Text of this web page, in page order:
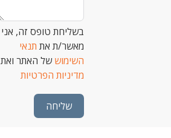
בשליחת טופס זה, אני
מאשר/ת את תנאי
השימוששל האתר ואת
מדיניות הפרטיות
שליחה